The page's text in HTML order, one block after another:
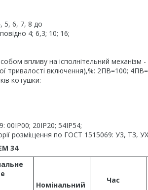
5, 6, 7, 8 до
4; 6,3; 10; 16;
впливу на ісполнітельний механізм
тривалості включення),%: 2ПВ=100;
котушки:
00IР00; 20IР20; 54IР54;
розміщення по ГОСТ 1515069: У3, Т3,
34
Номінальний
Час